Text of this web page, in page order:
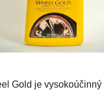
Gold je